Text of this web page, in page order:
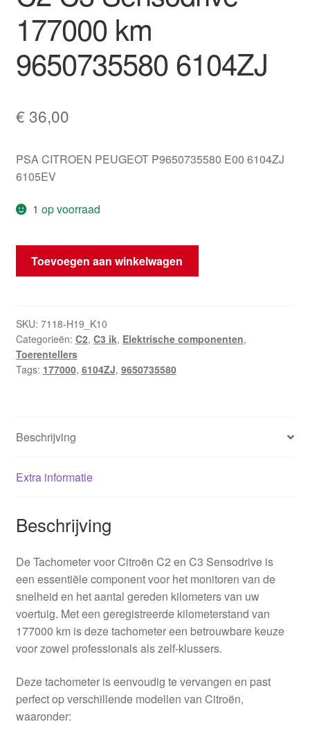
177000 km
9650735580 6104ZJ
€ 36,00
PSA CITROEN PEUGEOT P9650735580 E00 6104ZJ
6105EV
1 op voorraad
Tachometer
Citroën
Sensodrive
177000
km
9650735580
Toevoegen aan winkelwagen
SKU: 7118-H19_K10
Categorieën: C2, C3 ik, Elektrische componenten,
Toerentellers
Tags: 177000, 6104ZJ, 9650735580
Beschrijving
Extra informatie
Beschrijving
De Tachometer voor Citroën C2 en C3 Sensodrive is
een essentiële component voor het monitoren van de
snelheid en het aantal gereden kilometers van uw
voertuig. Met een geregistreerde kilometerstand van
177000 km is deze tachometer een betrouwbare keuze
voor zowel professionals als zelf-klussers.
Deze tachometer is eenvoudig te vervangen en past
perfect op verschillende modellen van Citroën,
waaronder: